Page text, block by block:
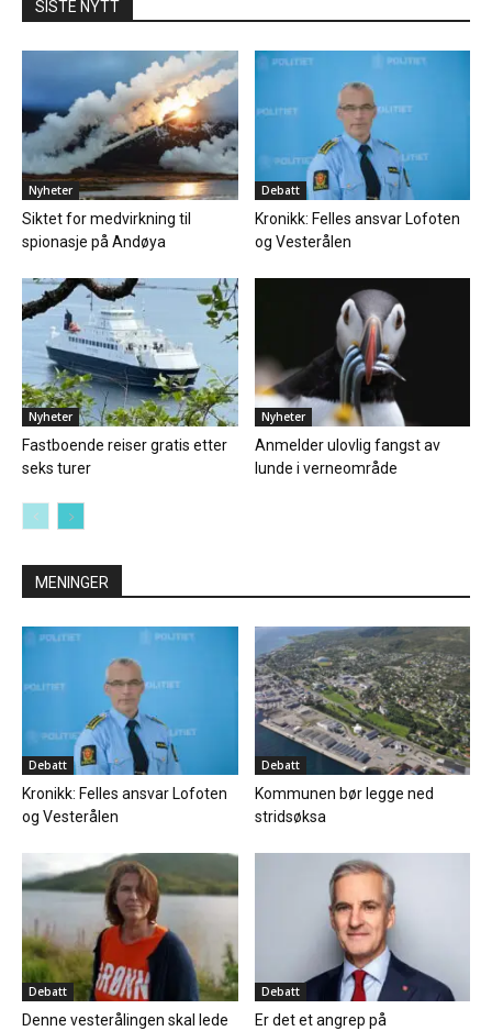
SISTE NYTT
Nyheter
Siktet for medvirkning til
spionasje på Andøya
Debatt
Kronikk: Felles ansvar Lofoten
og Vesterålen
Nyheter
Fastboende reiser gratis etter
seks turer
Nyheter
Anmelder ulovlig fangst av
lunde i verneområde
MENINGER
Debatt
Kronikk: Felles ansvar Lofoten
og Vesterålen
Debatt
Kommunen bør legge ned
stridsøksa
Debatt
Denne vesterålingen skal lede
Debatt
Er det et angrep på